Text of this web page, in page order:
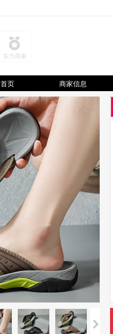
实力商家
首页 商家信息